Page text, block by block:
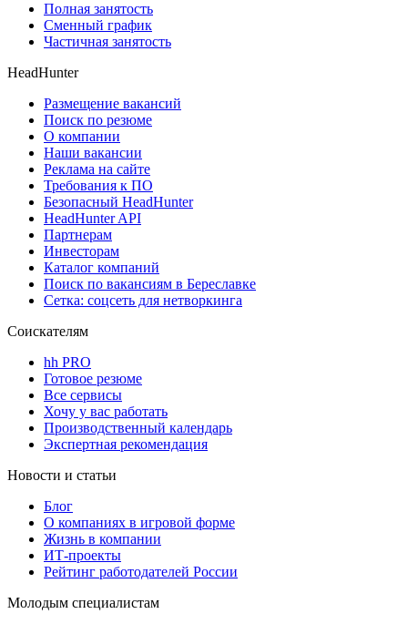
Полная занятость
Сменный график
Частичная занятость
HeadHunter
Размещение вакансий
Поиск по резюме
О компании
Наши вакансии
Реклама на сайте
Требования к ПО
Безопасный HeadHunter
HeadHunter API
Партнерам
Инвесторам
Каталог компаний
Поиск по вакансиям в Береславке
Сетка: соцсеть для нетворкинга
Соискателям
hh PRO
Готовое резюме
Все сервисы
Хочу у вас работать
Производственный календарь
Экспертная рекомендация
Новости и статьи
Блог
О компаниях в игровой форме
Жизнь в компании
ИТ-проекты
Рейтинг работодателей России
Молодым специалистам